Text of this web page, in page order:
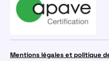
Mentions légales et politique